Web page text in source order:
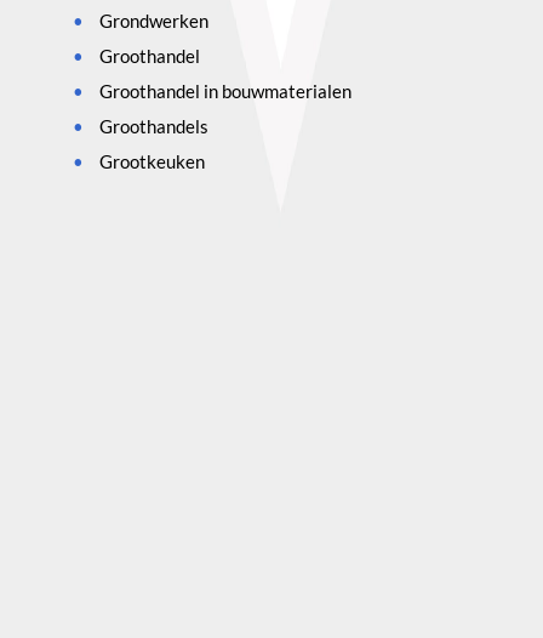
Grondwerken
Groothandel
Groothandel in bouwmaterialen
Groothandels
Grootkeuken